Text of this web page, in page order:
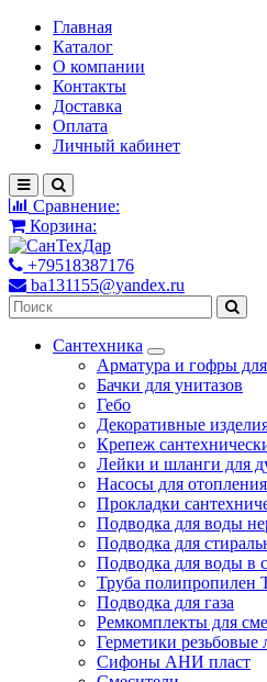
Главная
Каталог
О компании
Контакты
Доставка
Оплата
Личный кабинет
Сравнение:
Корзина:
+79518387176
ba131155@yandex.ru
Сантехника
Арматура и гофры
Бачки для унитазов
Гебо
Декоративные
Крепеж
Лейки и шланги для
Насосы для отопления
Прокладки
Подводка для воды
Подводка для
Подводка для воды в
Труба полипропилен
Подводка для газа
Ремкомплекты для
Герметики
Сифоны АНИ пласт